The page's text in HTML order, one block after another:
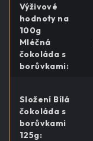
Výživové
hodnoty na
100g
Mléčná
čokoláda s
borůvkami:
Složení Bílá
čokoláda s
borůvkami
125g: